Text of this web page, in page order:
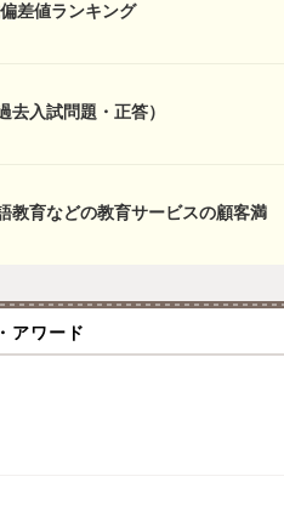
差値ランキング
去入試問題・正答）
教育などの教育サービスの顧客満
アワード